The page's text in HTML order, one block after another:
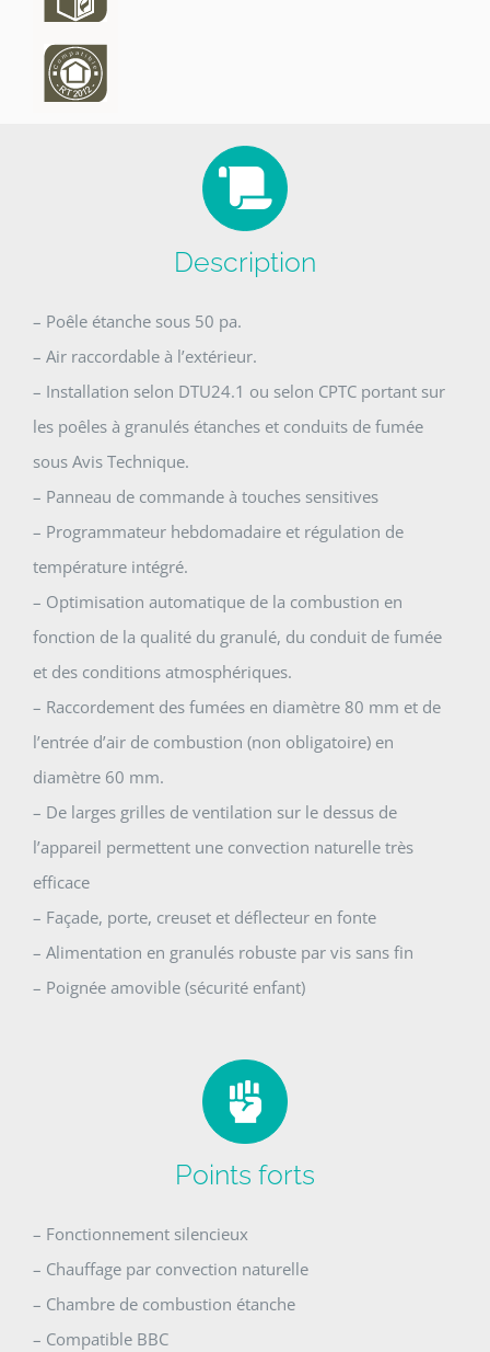
Description
– Poêle étanche sous 50 pa.
– Air raccordable à l’extérieur.
– Installation selon DTU24.1 ou selon CPTC portant sur
les poêles à granulés étanches et conduits de fumée
sous Avis Technique.
– Panneau de commande à touches sensitives
– Programmateur hebdomadaire et régulation de
température intégré.
– Optimisation automatique de la combustion en
fonction de la qualité du granulé, du conduit de fumée
et des conditions atmosphériques.
– Raccordement des fumées en diamètre 80 mm et de
l’entrée d’air de combustion (non obligatoire) en
diamètre 60 mm.
– De larges grilles de ventilation sur le dessus de
l’appareil permettent une convection naturelle très
efficace
– Façade, porte, creuset et déflecteur en fonte
– Alimentation en granulés robuste par vis sans fin
– Poignée amovible (sécurité enfant)
Points forts
– Fonctionnement silencieux
– Chauffage par convection naturelle
– Chambre de combustion étanche
– Compatible BBC